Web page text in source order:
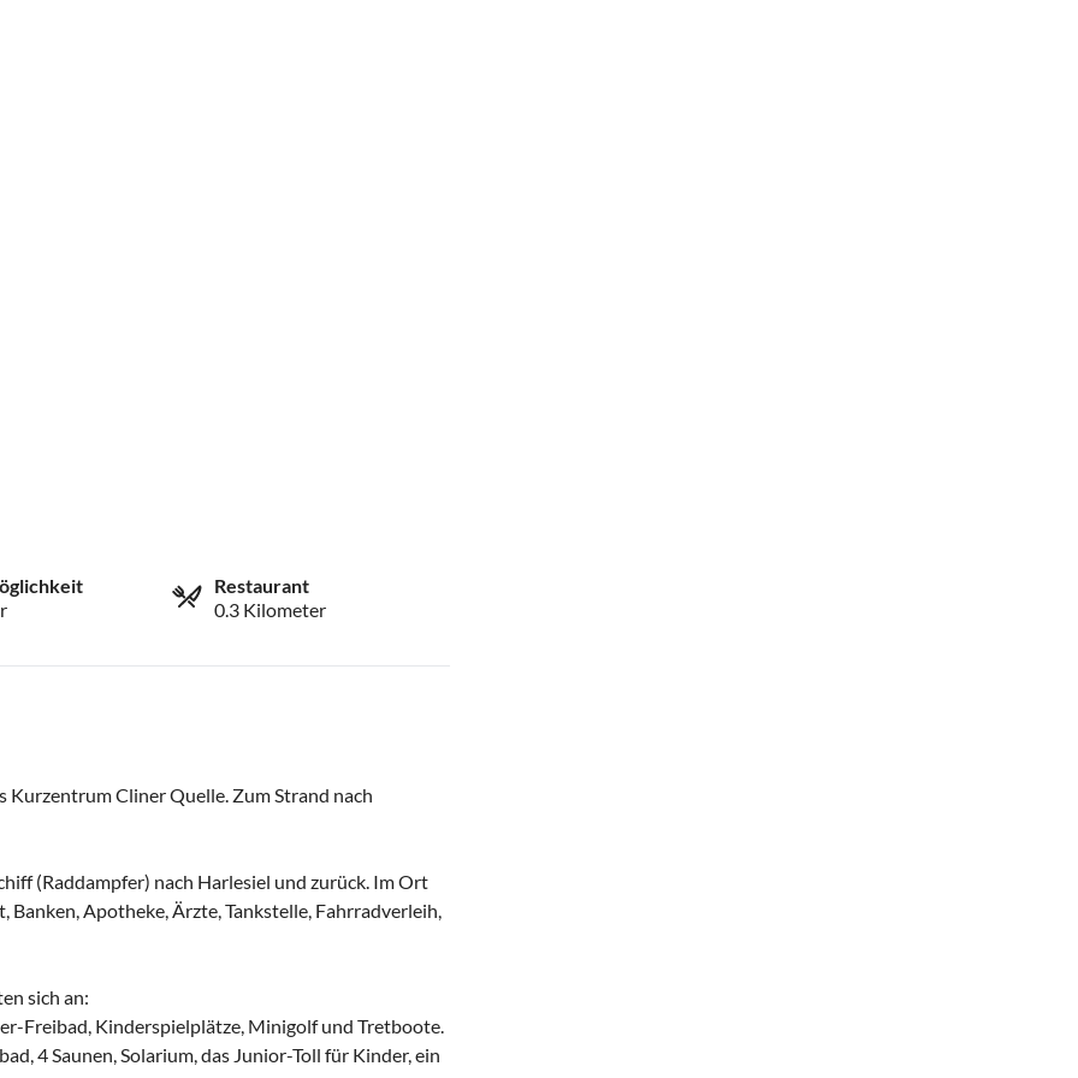
Restaurant
0.3 Kilometer
Kurzentrum Cliner Quelle. Zum Strand nach
(Raddampfer) nach Harlesiel und zurück. Im Ort
Banken, Apotheke, Ärzte, Tankstelle, Fahrradverleih,
sich an:
Freibad, Kinderspielplätze, Minigolf und Tretboote.
4 Saunen, Solarium, das Junior-Toll für Kinder, ein